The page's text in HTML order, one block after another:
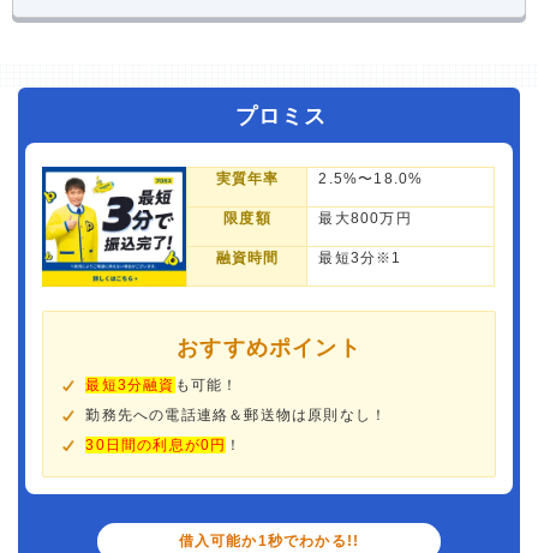
プロミス
実質年率 2.5%〜18.0%
限度額 最大800万円
融資時間 最短3分※1
おすすめポイント
最短3分融資 も可能！
勤務先への電話連絡＆郵送物は原則なし！
30日間の利息が0円 ！
借入可能か1秒でわかる!!